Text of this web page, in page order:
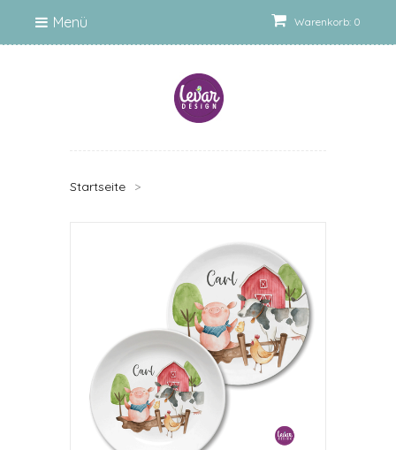
Warenkorb: 0
Menü
Startseite >